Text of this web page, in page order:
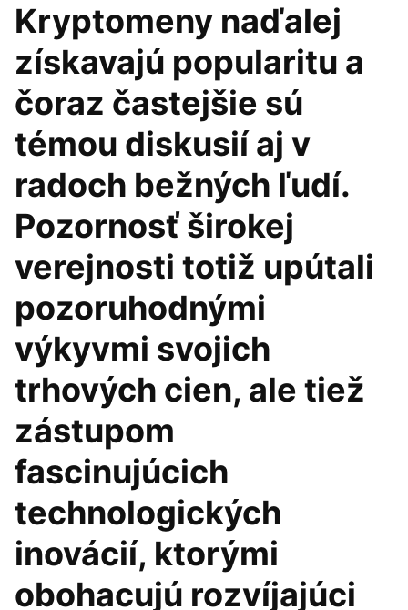
Kryptomeny naďalej
získavajú popularitu a
čoraz častejšie sú
témou diskusií aj v
radoch bežných ľudí.
Pozornosť širokej
verejnosti totiž upútali
pozoruhodnými
výkyvmi svojich
trhových cien, ale tiež
zástupom
fascinujúcich
technologických
inovácií, ktorými
obohacujú rozvíjajúci